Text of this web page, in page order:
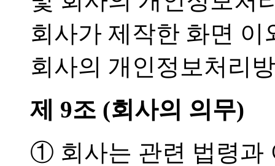
회사가 제작한 화면
회사의 개인정보처리
제 9조 (회사의 의무)
① 회사는 관련 법령과